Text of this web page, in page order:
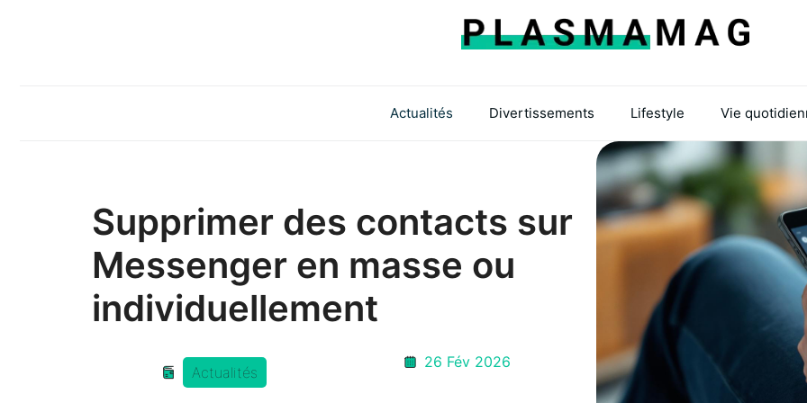
Actualités Divertissements Lifestyle Vie
Supprimer des contacts sur
Messenger en masse ou
individuellement
Actualités
26 Fév 2026